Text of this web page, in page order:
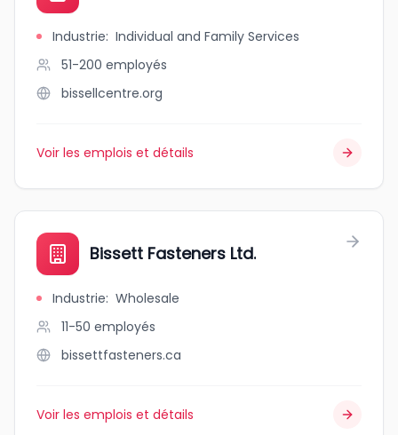
Industrie: Individual and Family Services
51-200 employés
bissellcentre.org
Voir les emplois et détails
Bissett Fasteners Ltd.
Industrie: Wholesale
11-50 employés
bissettfasteners.ca
Voir les emplois et détails